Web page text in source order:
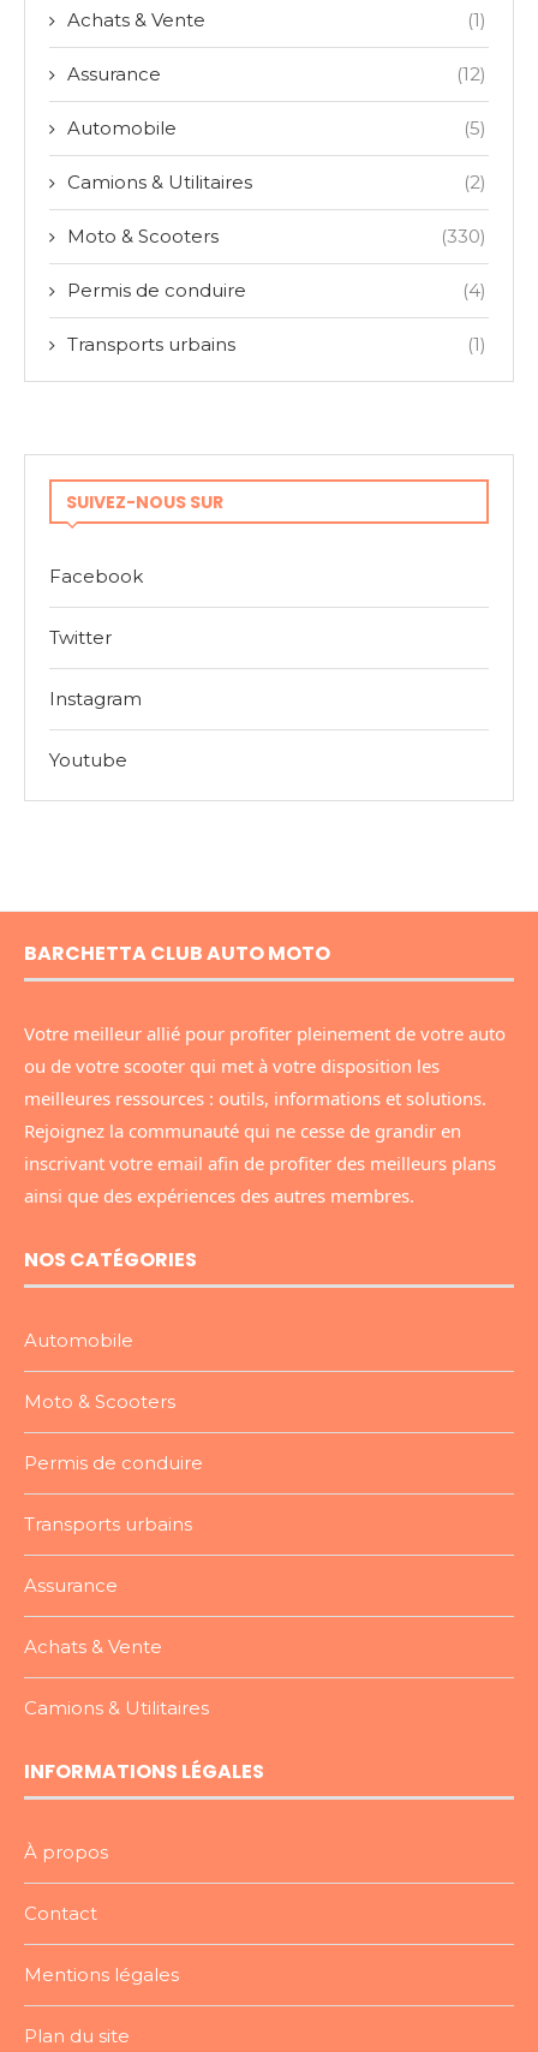
Achats & Vente (1)
Assurance (12)
Automobile (5)
Camions & Utilitaires (2)
Moto & Scooters (330)
Permis de conduire (4)
Transports urbains (1)
SUIVEZ-NOUS SUR
Facebook
Twitter
Instagram
Youtube
BARCHETTA CLUB AUTO MOTO
Votre meilleur allié pour profiter pleinement de votre auto
ou de votre scooter qui met à votre disposition les
meilleures ressources : outils, informations et solutions.
Rejoignez la communauté qui ne cesse de grandir en
inscrivant votre email afin de profiter des meilleurs plans
ainsi que des expériences des autres membres.
NOS CATÉGORIES
Automobile
Moto & Scooters
Permis de conduire
Transports urbains
Assurance
Achats & Vente
Camions & Utilitaires
INFORMATIONS LÉGALES
À propos
Contact
Mentions légales
Plan du site